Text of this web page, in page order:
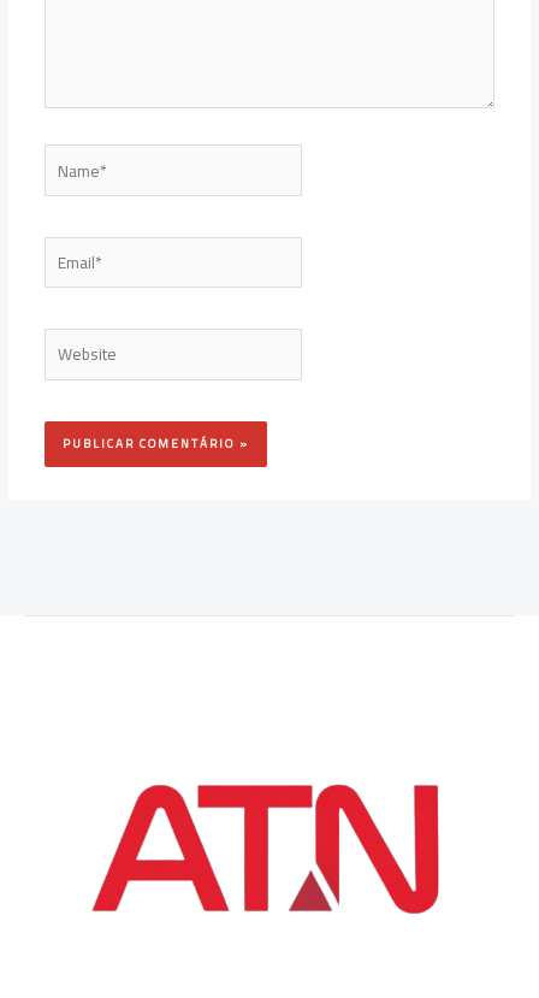
Name*
Email*
Website